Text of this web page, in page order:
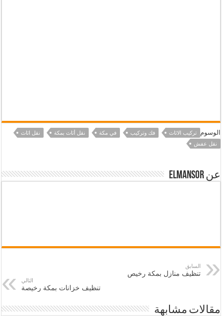
الوسوم تركيب الاثاث فك وتركيب في مكة نقل أثاث بمكة
نقل اثاث
نقل عفش
عن elmansor
السابق
تنظيف منازل بمكة رخيص
التالي
تنظيف خزانات بمكة رخيصة
مقالات مشابهة